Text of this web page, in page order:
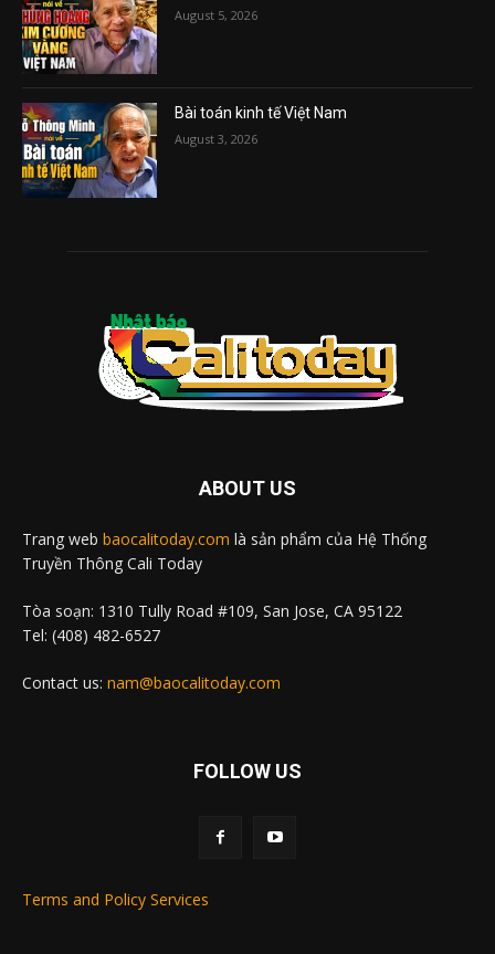
August 5, 2026
Bài toán kinh tế Việt Nam
August 3, 2026
ABOUT US
Trang web baocalitoday.com là sản phẩm của Hệ Thống
Truyền Thông Cali Today
Tòa soạn: 1310 Tully Road #109, San Jose, CA 95122
Tel: (408) 482-6527
Contact us: nam@baocalitoday.com
FOLLOW US
Terms and Policy Services